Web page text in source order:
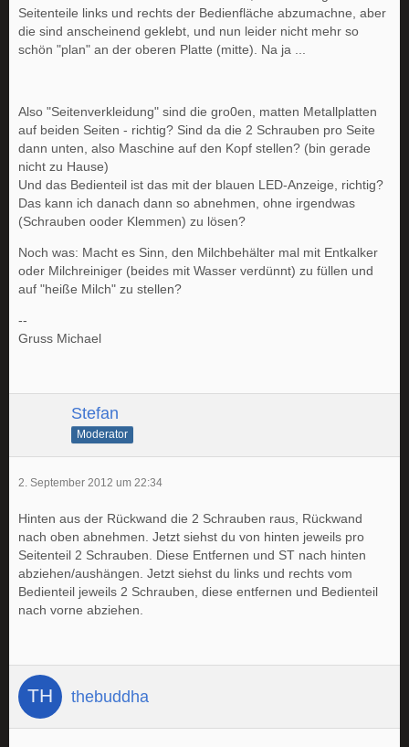
Seitenteile links und rechts der Bedienfläche abzumachne, aber
die sind anscheinend geklebt, und nun leider nicht mehr so
schön "plan" an der oberen Platte (mitte). Na ja ...
Also "Seitenverkleidung" sind die gro0en, matten Metallplatten
auf beiden Seiten - richtig? Sind da die 2 Schrauben pro Seite
dann unten, also Maschine auf den Kopf stellen? (bin gerade
nicht zu Hause)
Und das Bedienteil ist das mit der blauen LED-Anzeige, richtig?
Das kann ich danach dann so abnehmen, ohne irgendwas
(Schrauben ooder Klemmen) zu lösen?
Noch was: Macht es Sinn, den Milchbehälter mal mit Entkalker
oder Milchreiniger (beides mit Wasser verdünnt) zu füllen und
auf "heiße Milch" zu stellen?
--
Gruss Michael
Stefan
Moderator
2. September 2012 um 22:34
Hinten aus der Rückwand die 2 Schrauben raus, Rückwand
nach oben abnehmen. Jetzt siehst du von hinten jeweils pro
Seitenteil 2 Schrauben. Diese Entfernen und ST nach hinten
abziehen/aushängen. Jetzt siehst du links und rechts vom
Bedienteil jeweils 2 Schrauben, diese entfernen und Bedienteil
nach vorne abziehen.
thebuddha